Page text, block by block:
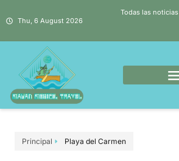
Thu, 6 August 2026
Todas las noticias
Principal Playa del Carmen